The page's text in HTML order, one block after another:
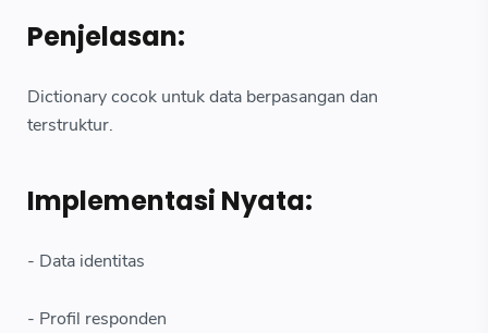
Penjelasan:
Dictionary cocok untuk data berpasangan dan
terstruktur.
Implementasi Nyata:
- Data identitas
- Profil responden